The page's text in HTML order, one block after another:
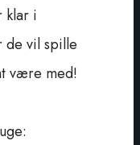
klar i
de vil spille
være med!